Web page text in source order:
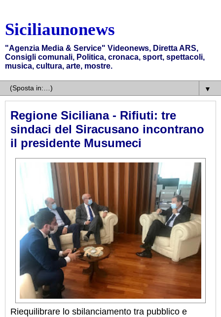
Siciliaunonews
"Agenzia Media & Service" Videonews, Diretta ARS,
Consigli comunali, Politica, cronaca, sport, spettacoli,
musica, cultura, arte, mostre.
▼
Regione Siciliana - Rifiuti: tre
sindaci del Siracusano incontrano
il presidente Musumeci
Riequilibrare lo sbilanciamento tra pubblico e